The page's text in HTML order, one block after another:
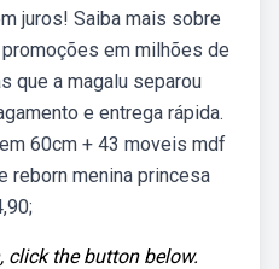
juros! Saiba mais sobre
em milhões de
que a magalu separou
e entrega rápida.
60cm + 43 moveis mdf
reborn menina princesa
click the button below.